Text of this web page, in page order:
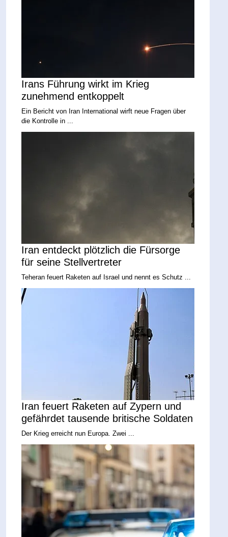
Irans Führung wirkt im Krieg
zunehmend entkoppelt
Ein Bericht von Iran International wirft neue Fragen über
die Kontrolle in ...
Iran entdeckt plötzlich die Fürsorge
für seine Stellvertreter
Teheran feuert Raketen auf Israel und nennt es Schutz ...
Iran feuert Raketen auf Zypern und
gefährdet tausende britische Soldaten
Der Krieg erreicht nun Europa. Zwei ...